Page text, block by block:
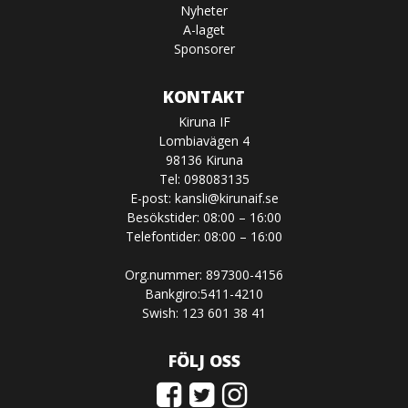
Nyheter
A-laget
Sponsorer
KONTAKT
Kiruna IF
Lombiavägen 4
98136 Kiruna
Tel: 098083135
E-post: kansli@kirunaif.se
Besökstider: 08:00 – 16:00
Telefontider: 08:00 – 16:00
Org.nummer: 897300-4156
Bankgiro:5411-4210
Swish: 123 601 38 41
FÖLJ OSS